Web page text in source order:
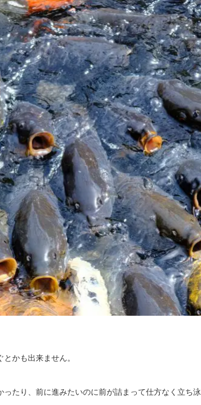
かも出来ません。
たり、前に進みたいのに前が詰まって仕方なく立ち